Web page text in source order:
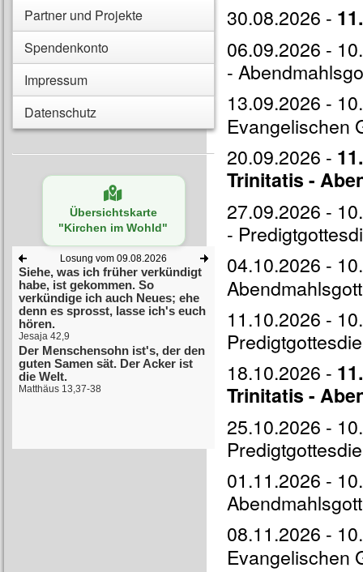
Partner und Projekte
Spendenkonto
Impressum
Datenschutz
Übersichtskarte
"Kirchen im Wohld"
30.08.2026 -
06.09.2026 -
-
13.09.2026 -
Evangelischen
20.09.2026 -
Trinitatis -
27.09.2026 -
-
04.10.2026 -
11.10.2026 -
18.10.2026 -
Trinitatis -
25.10.2026 -
01.11.2026 -
08.11.2026 -
Evangelischen